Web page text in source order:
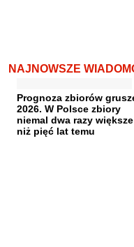
NAJNOWSZE
Prognoza zbiorów
2026. W Polsce zbiory
niemal dwa razy większe
niż pięć lat temu